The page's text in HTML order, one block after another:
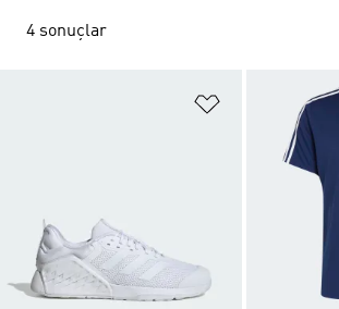
4 sonuçlar
Favori